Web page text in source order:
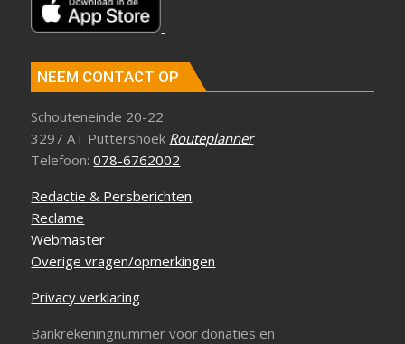
NEEM CONTACT OP
Schouteneinde 20-22
3297 AT Puttershoek Routeplanner
Telefoon:078-6762002
Redactie & Persberichten
Reclame
Webmaster
Overige vragen/opmerkingen
Privacy verklaring
Bankrekeningnummer voor donaties en